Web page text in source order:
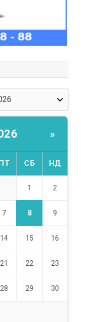
»
СБ НД
1 2
7 8 9
14 15 16
21 22 23
28 29 30